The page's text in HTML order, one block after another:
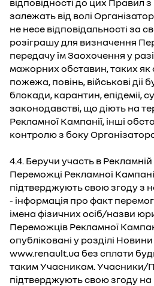
відповідності до цих Правил
залежать від волі
не несе відповідальності за
розіграшу для визначення
передачу їм Заохочення у
мажорних обставин, таких як
пожежа, повінь, військові дії
блокади, карантин, епідемії,
законодавстві, що діють на
Рекламної Кампанії, інші
контролю з боку
4.4. Беручи участь в
Переможці Рекламної
підтверджують свою згоду з
- інформація про факт
імена фізичних осіб/назви
Переможців Рекламної
опубліковані у розділі Новини
www.renault.ua без сплати
таким Учасникам. Учасники/
підтверджують свою згоду